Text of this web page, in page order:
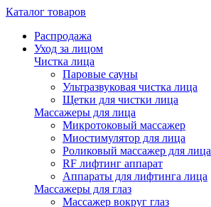
Каталог товаров
Распродажа
Уход за лицом
Чистка лица
Паровые сауны
Ультразвуковая чистка лица
Щетки для чистки лица
Массажеры для лица
Микротоковый массажер
Миостимулятор для лица
Роликовый массажер для лица
RF лифтинг аппарат
Аппараты для лифтинга лица
Массажеры для глаз
Массажер вокруг глаз